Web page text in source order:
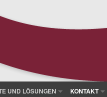
UND LÖSUNGEN KONTAKT